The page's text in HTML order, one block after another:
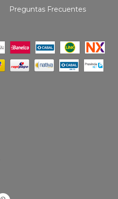
Preguntas Frecuentes